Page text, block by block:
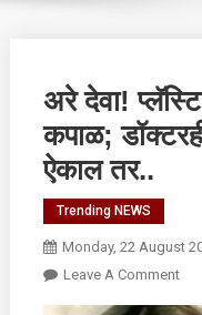
अरे देवा!
कपाळ;
ऐकाल तर..
Trending NEWS
Monday, 22 August
Leave A CommentOn